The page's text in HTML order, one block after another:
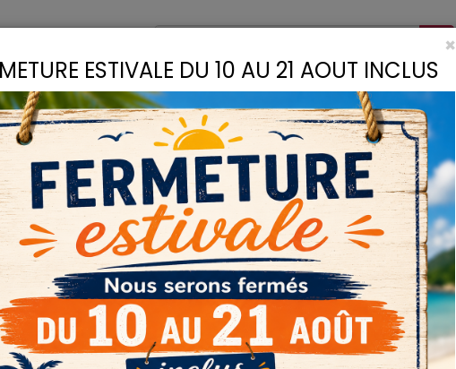
LIANTS COLLES DROGUERIE
LIANTS
×
ESTIVALE DU 10 AU 21 AOUT INCLUS